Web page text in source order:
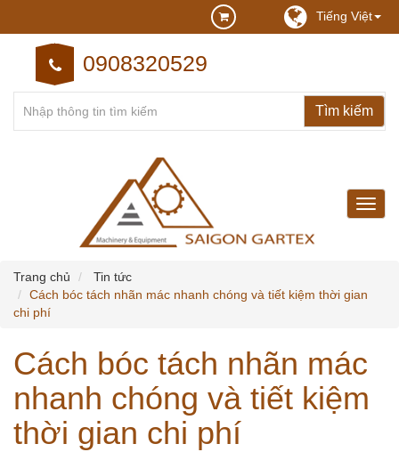
Tiếng Việt
0908320529
may
may
Trang chủ
Tin tức
Cách bóc tách nhãn mác nhanh chóng và tiết kiệm thời gian
chi phí
Cách bóc tách nhãn mác
nhanh chóng và tiết kiệm
thời gian chi phí